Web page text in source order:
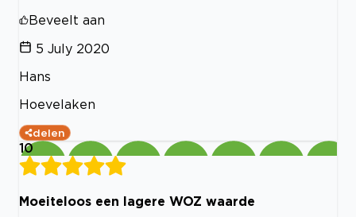
Beveelt aan
5 July 2020
Hans
Hoevelaken
delen
10
Moeiteloos een lagere WOZ waarde